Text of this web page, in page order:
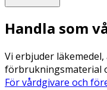
Handla som
Vi erbjuder
förbrukningsmaterial
För vårdgivare och